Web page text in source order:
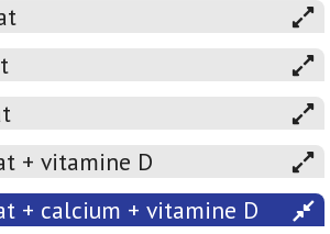
+ vitamine D
+ calcium + vitamine D